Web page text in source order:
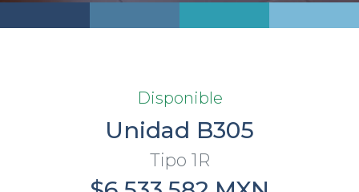
Disponible
Unidad B305
Tipo 1R